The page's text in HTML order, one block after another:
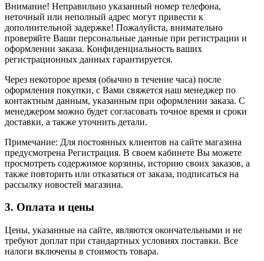
Внимание! Неправильно указанный номер телефона,
неточный или неполный адрес могут привести к
дополнительной задержке! Пожалуйста, внимательно
проверяйте Ваши персональные данные при регистрации и
оформлении заказа. Конфиденциальность ваших
регистрационных данных гарантируется.
Через некоторое время (обычно в течение часа) после
оформления покупки, с Вами свяжется наш менеджер по
контактным данным, указанным при оформлении заказа. С
менеджером можно будет согласовать точное время и сроки
доставки, а также уточнить детали.
Примечание: Для постоянных клиентов на сайте магазина
предусмотрена Регистрация. В своем кабинете Вы можете
просмотреть содержимое корзины, историю своих заказов, а
также повторить или отказаться от заказа, подписаться на
рассылку новостей магазина.
3. Оплата и цены
Цены, указанные на сайте, являются окончательными и не
требуют доплат при стандартных условиях поставки. Все
налоги включены в стоимость товара.